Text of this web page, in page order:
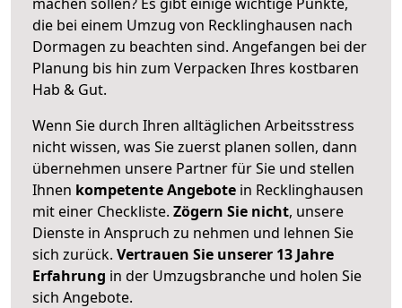
die bei einem Umzug von Recklinghausen nach
Dormagen zu beachten sind. Angefangen bei der
Planung bis hin zum Verpacken Ihres kostbaren
Hab & Gut.
Wenn Sie durch Ihren alltäglichen Arbeitsstress
nicht wissen, was Sie zuerst planen sollen, dann
übernehmen unsere Partner für Sie und stellen
Ihnen kompetente Angebote in Recklinghausen
mit einer Checkliste. Zögern Sie nicht, unsere
Dienste in Anspruch zu nehmen und lehnen Sie
sich zurück. Vertrauen Sie unserer 13 Jahre
Erfahrung in der Umzugsbranche und holen Sie
sich Angebote.